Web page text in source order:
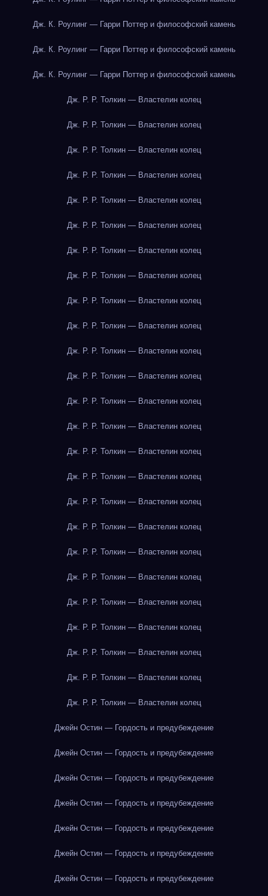
Дж. К. Роулинг — Гарри Поттер и философский камень
Дж. К. Роулинг — Гарри Поттер и философский камень
Дж. К. Роулинг — Гарри Поттер и философский камень
Дж. Р. Р. Толкин — Властелин колец
Дж. Р. Р. Толкин — Властелин колец
Дж. Р. Р. Толкин — Властелин колец
Дж. Р. Р. Толкин — Властелин колец
Дж. Р. Р. Толкин — Властелин колец
Дж. Р. Р. Толкин — Властелин колец
Дж. Р. Р. Толкин — Властелин колец
Дж. Р. Р. Толкин — Властелин колец
Дж. Р. Р. Толкин — Властелин колец
Дж. Р. Р. Толкин — Властелин колец
Дж. Р. Р. Толкин — Властелин колец
Дж. Р. Р. Толкин — Властелин колец
Дж. Р. Р. Толкин — Властелин колец
Дж. Р. Р. Толкин — Властелин колец
Дж. Р. Р. Толкин — Властелин колец
Дж. Р. Р. Толкин — Властелин колец
Дж. Р. Р. Толкин — Властелин колец
Дж. Р. Р. Толкин — Властелин колец
Дж. Р. Р. Толкин — Властелин колец
Дж. Р. Р. Толкин — Властелин колец
Дж. Р. Р. Толкин — Властелин колец
Дж. Р. Р. Толкин — Властелин колец
Дж. Р. Р. Толкин — Властелин колец
Дж. Р. Р. Толкин — Властелин колец
Дж. Р. Р. Толкин — Властелин колец
Джейн Остин — Гордость и предубеждение
Джейн Остин — Гордость и предубеждение
Джейн Остин — Гордость и предубеждение
Джейн Остин — Гордость и предубеждение
Джейн Остин — Гордость и предубеждение
Джейн Остин — Гордость и предубеждение
Джейн Остин — Гордость и предубеждение